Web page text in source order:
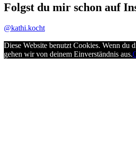
Folgst du mir schon auf
@kathi.kocht
Diese Website benutzt Cookies. Wenn du
gehen wir von deinem Einverständnis aus.